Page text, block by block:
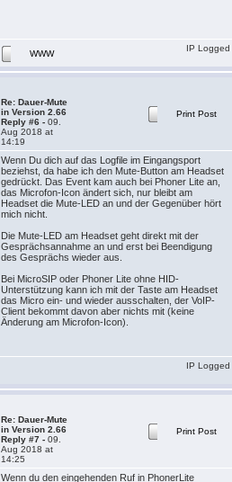
WWW
IP Logged
Re: Dauer-Mute
in Version 2.66
Reply #6 - 09.
Aug 2018 at
14:19
Print Post
Wenn Du dich auf das Logfile im Eingangsport
beziehst, da habe ich den Mute-Button am Headset
gedrückt. Das Event kam auch bei Phoner Lite an,
das Microfon-Icon ändert sich, nur bleibt am
Headset die Mute-LED an und der Gegenüber hört
mich nicht.
Die Mute-LED am Headset geht direkt mit der
Gesprächsannahme an und erst bei Beendigung
des Gesprächs wieder aus.
Bei MicroSIP oder Phoner Lite ohne HID-
Unterstützung kann ich mit der Taste am Headset
das Micro ein- und wieder ausschalten, der VoIP-
Client bekommt davon aber nichts mit (keine
Änderung am Microfon-Icon).
IP Logged
Re: Dauer-Mute
in Version 2.66
Reply #7 - 09.
Aug 2018 at
14:25
Print Post
Wenn du den eingehenden Ruf in PhonerLite